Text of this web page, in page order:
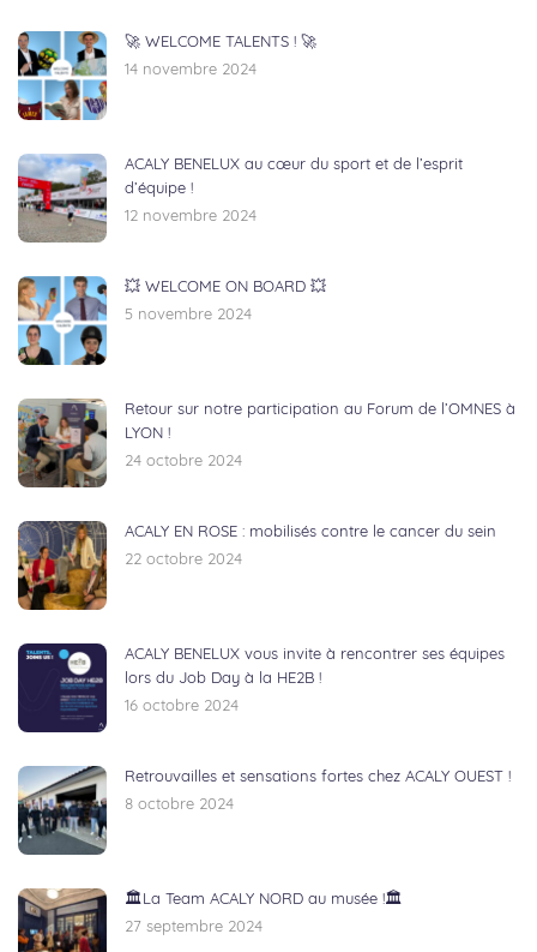
🚀 WELCOME TALENTS ! 🚀
14 novembre 2024
ACALY BENELUX au cœur du sport et de l’esprit
d’équipe !
12 novembre 2024
💥 WELCOME ON BOARD 💥
5 novembre 2024
Retour sur notre participation au Forum de l’OMNES à
LYON !
24 octobre 2024
ACALY EN ROSE : mobilisés contre le cancer du sein
22 octobre 2024
ACALY BENELUX vous invite à rencontrer ses équipes
lors du Job Day à la HE2B !
16 octobre 2024
Retrouvailles et sensations fortes chez ACALY OUEST !
8 octobre 2024
🏛️La Team ACALY NORD au musée !🏛️
27 septembre 2024